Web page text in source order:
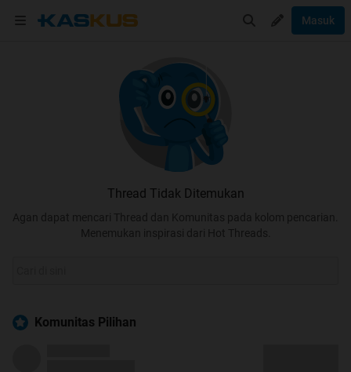
Masuk
Thread Tidak Ditemukan
Agan dapat mencari Thread dan Komunitas pada kolom pencarian.
Menemukan inspirasi dari Hot Threads.
Komunitas Pilihan